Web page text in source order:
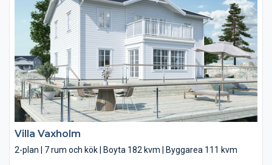
välplanerad entré gör det lättare att hålla rent, och med tre
sovrum och två arbetsrum finns det generöst med plats för
både familjemedlemmar och prylar. Och till ovanvåningens
ljusa allrum – med balkongen precis utanför – är det skönt att
dra sig undan för att göra läxor eller umgås.
Villa Vaxholm
2-plan | 7 rum och kök | Boyta 182 kvm | Byggarea 111 kvm